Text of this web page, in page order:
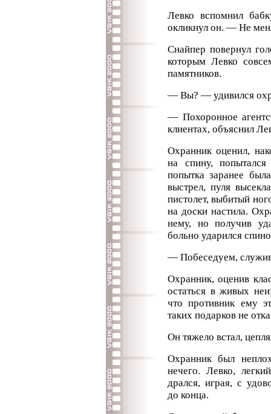
Левко вспомнил
окликнул он. — Не
Снайпер повернул
которым Левко
памятников.
— Вы? — удивился
— Похоронное
клиентах, объяснил
Охранник оценил,
на спину,
попытка заранее
выстрел, пуля
пистолет, выбитый
на доски настила.
нему, но получив
больно ударился
— Побеседуем,
Охранник, оценив
остаться в живых
что противник ему
таких подарков не
Он тяжело встал,
Охранник был
нечего. Левко,
дрался, играя, с
до конца.